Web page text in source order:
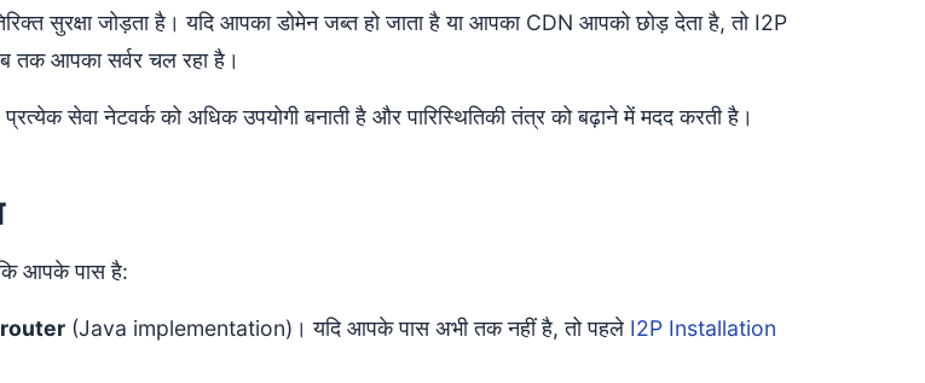
सुरक्षा जोड़ता है। यदि आपका डोमेन जब्त हो जाता है या आपका CDN आपको छोड़ देता है, तो I2P
तक आपका सर्वर चल रहा है।
सेवा नेटवर्क को अधिक उपयोगी बनाती है और पारिस्थितिकी तंत्र को बढ़ाने में मदद करती है।
आपके पास है:
router (Java implementation)। यदि आपके पास अभी तक नहीं है, तो पहले I2P Installation